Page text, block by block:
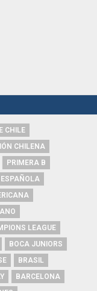
CHILE
CHILENA
PRIMERA B
LEAGUE
BOCA JUNIORS
BRASIL
BARCELONA